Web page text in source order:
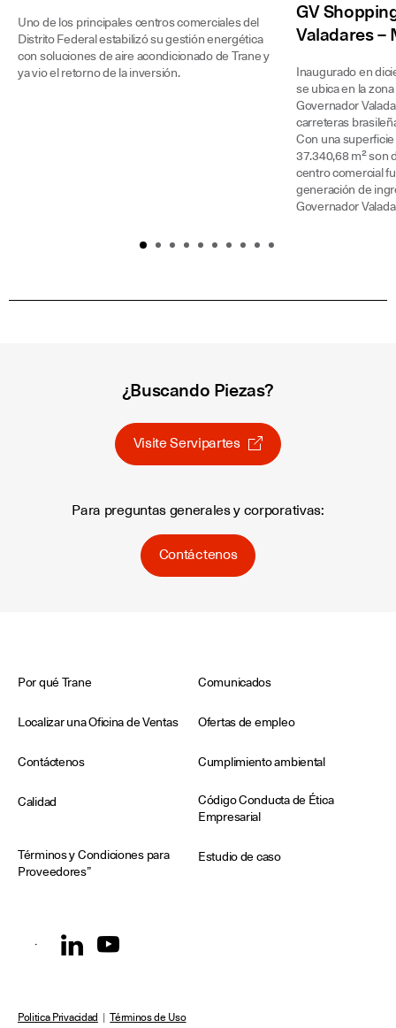
Uno de los principales centros comerciales del
Distrito Federal estabilizó su gestión energética
con soluciones de aire acondicionado de Trane y
ya vio el retorno de la inversión.
GV
Valadares –
Inaugurado en
se ubica en la
Governador
carreteras
Con una
37.340,68 m² son
centro comercial
generación de
Governador
¿Buscando Piezas?
Visite Servipartes
Para preguntas generales y corporativas:
Contáctenos
Por qué Trane Comunicados
Localizar una Oficina de Ventas Ofertas de empleo
Contáctenos Cumplimiento ambiental
Calidad
Código Conducta de Ética
Empresarial
Términos y Condiciones para
Proveedores”
Estudio de caso
Politica Privacidad |Términos de Uso